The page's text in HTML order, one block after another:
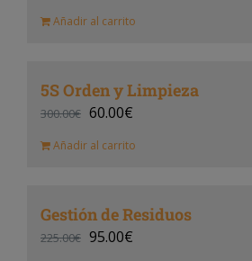
Añadir al carrito
5S Orden y Limpieza
300.00€ 60.00€
Añadir al carrito
Gestión de Residuos
225.00€ 95.00€